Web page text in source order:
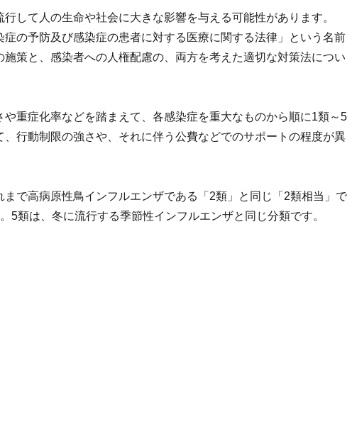
して人の生命や社会に大きな影響を与える可能性があります。
症の予防及び感染症の患者に対する医療に関する法律」という名前
策と、感染者への人権配慮の、両方を考えた適切な対策法につい
重症化率などを踏まえて、各感染症を重大なものから順に1類～5
行動制限の強さや、それに伴う公費などでのサポートの程度が異
で高病原性鳥インフルエンザである「2類」と同じ「2類相当」で
5類は、冬に流行する季節性インフルエンザと同じ分類です。